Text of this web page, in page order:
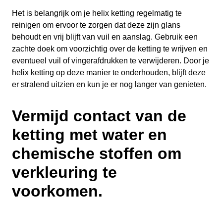
Het is belangrijk om je helix ketting regelmatig te
reinigen om ervoor te zorgen dat deze zijn glans
behoudt en vrij blijft van vuil en aanslag. Gebruik een
zachte doek om voorzichtig over de ketting te wrijven en
eventueel vuil of vingerafdrukken te verwijderen. Door je
helix ketting op deze manier te onderhouden, blijft deze
er stralend uitzien en kun je er nog langer van genieten.
Vermijd contact van de
ketting met water en
chemische stoffen om
verkleuring te
voorkomen.